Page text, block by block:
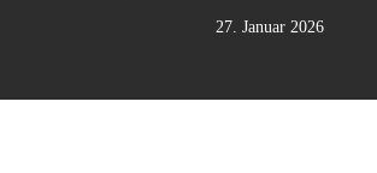
27. Januar 2026